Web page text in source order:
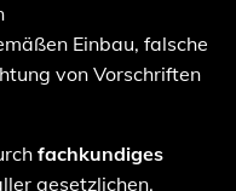
Einbau, falsche
von Vorschriften
fachkundiges
gesetzlichen,